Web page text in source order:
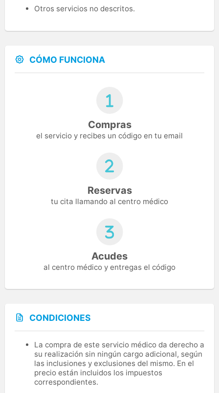
Otros servicios no descritos.
CÓMO FUNCIONA
Compras
el servicio y recibes un código en tu email
Reservas
tu cita llamando al centro médico
Acudes
al centro médico y entregas el código
CONDICIONES
La compra de este servicio médico da derecho a
su realización sin ningún cargo adicional, según
las inclusiones y exclusiones del mismo. En el
precio están incluidos los impuestos
correspondientes.